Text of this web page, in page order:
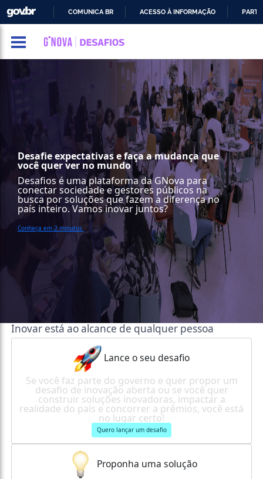
GOVBR
COMUNICA BR ACESSO À INFORMAÇÃO
Desafie expectativas e faça a mudança que
você quer ver no mundo
Desafios é uma plataforma da GNova para
conectar sociedade e gestores públicos na
busca por soluções que fazem a diferença no
país inteiro. Vamos inovar juntos?
Conheça em 2 minutos
Inovar está ao alcance de qualquer pessoa
Lance o seu desafio
Se você faz parte do governo e quer propor um
desafio de inovação aberta ou se você quer
construir soluções inovadoras, impactar a
realidade do país e concorrer a prêmios, você está
no lugar certo!
Quero lançar um desafio
Proponha uma solução